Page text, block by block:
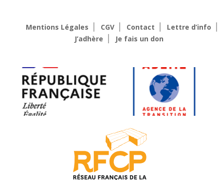
Mentions Légales CGV Contact
Lettre d’info
J’adhère
Je fais un don